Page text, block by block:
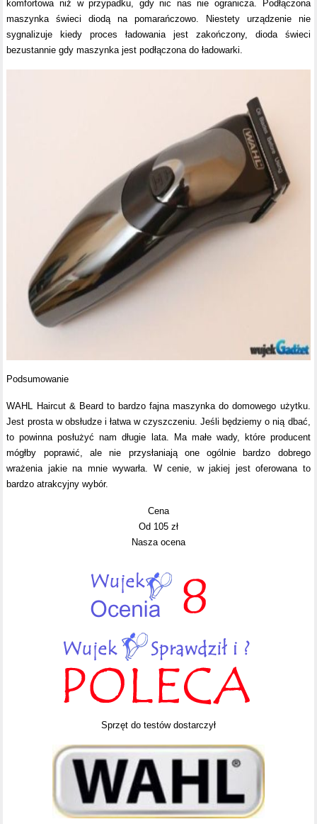
komfortowa niż w przypadku, gdy nic nas nie ogranicza. Podłączona
maszynka świeci diodą na pomarańczowo. Niestety urządzenie nie
sygnalizuje kiedy proces ładowania jest zakończony, dioda świeci
bezustannie gdy maszynka jest podłączona do ładowarki.
Podsumowanie
WAHL Haircut & Beard to bardzo fajna maszynka do domowego użytku.
Jest prosta w obsłudze i łatwa w czyszczeniu. Jeśli będziemy o nią dbać,
to powinna posłużyć nam długie lata. Ma małe wady, które producent
mógłby poprawić, ale nie przysłaniają one ogólnie bardzo dobrego
wrażenia jakie na mnie wywarła. W cenie, w jakiej jest oferowana to
bardzo atrakcyjny wybór.
Cena
Od 105 zł
Nasza ocena
Sprzęt do testów dostarczył